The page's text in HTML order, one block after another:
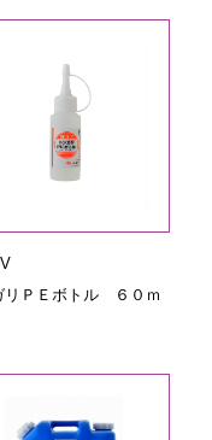
リＰＥボトル ６０ｍ